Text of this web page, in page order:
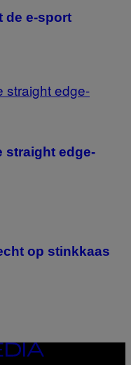
de e-sport
straight edge-
op stinkkaas